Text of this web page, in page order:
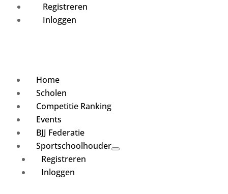
Registreren
Inloggen
Home
Scholen
Competitie Ranking
Events
BJJ Federatie
Sportschoolhouder
Registreren
Inloggen